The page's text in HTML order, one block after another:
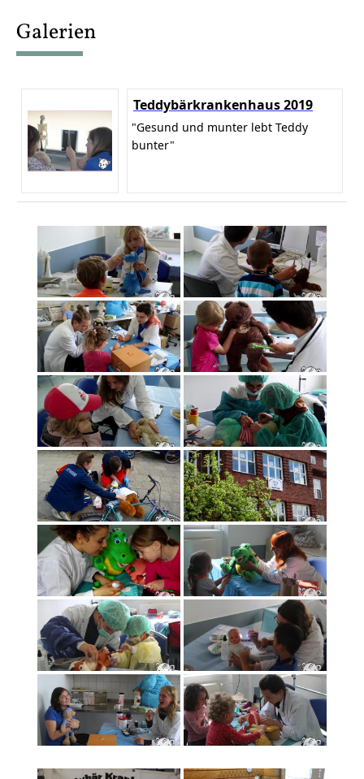
Galerien
Teddybärkrankenhaus 2019
"Gesund und munter lebt Teddy
bunter"